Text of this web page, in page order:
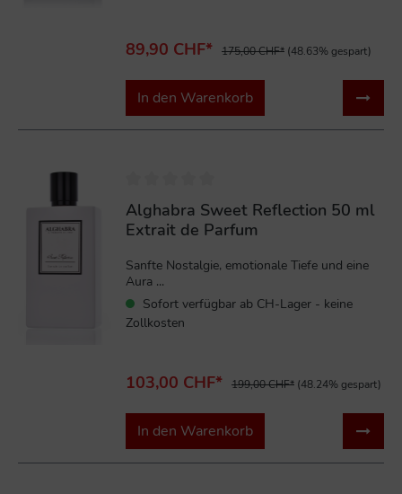
89,90 CHF* 175,00 CHF* (48.63% gespart)
In den Warenkorb
Alghabra Sweet Reflection 50 ml
Extrait de Parfum
Sanfte Nostalgie, emotionale Tiefe und eine
Aura ...
Sofort verfügbar ab CH-Lager - keine
Zollkosten
103,00 CHF* 199,00 CHF* (48.24% gespart)
In den Warenkorb